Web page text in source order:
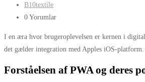
B10textile
0 Yorumlar
I en æra hvor brugeroplevelsen er kernen i
det gælder integration med Apples iOS-
Forståelsen af PWA og deres